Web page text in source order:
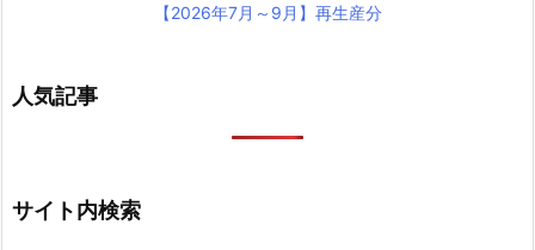
【2026年7月～9月】再生産分
人気記事
サイト内検索